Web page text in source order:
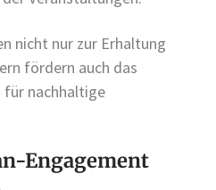
nicht nur zur Erhaltung
fördern auch das
für nachhaltige
Engagement